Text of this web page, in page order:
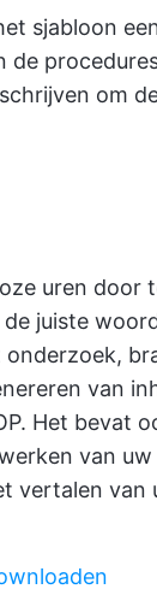
sjabloon
de
om
uren door
juiste
onderzoek,
van
Het bevat
van uw
vertalen van